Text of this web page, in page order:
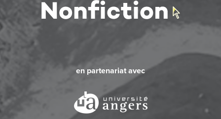
en partenariat avec